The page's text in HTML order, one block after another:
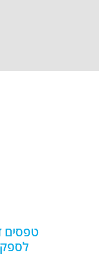
טפסים